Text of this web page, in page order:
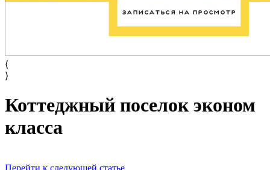
⟨
⟩
Коттеджный поселок эконом
класса
Перейти к следующей статье